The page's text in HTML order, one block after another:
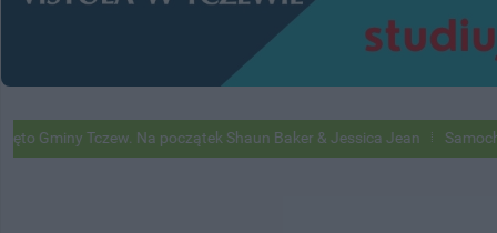
Gminy Tczew. Na początek Shaun Baker & Jessica Jean